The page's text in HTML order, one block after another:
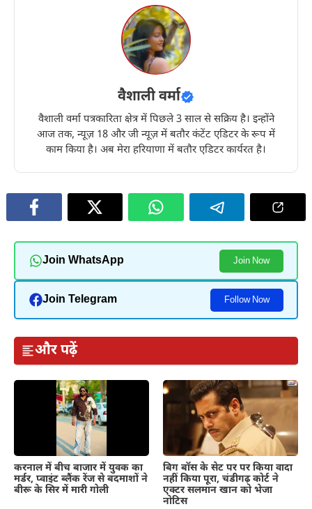
वैशाली वर्मा
वैशाली वर्मा पत्रकारिता क्षेत्र में पिछले 3 साल से सक्रिय है। इन्होंने
आज तक, न्यूज़ 18 और जी न्यूज़ में बतौर कंटेंट एडिटर के रूप में
काम किया है। अब मेरा हरियाणा में बतौर एडिटर कार्यरत है।
Join WhatsApp Join Now
Join Telegram Follow Now
और पढ़ें
करनाल में बीच बाजार में युवक का
मर्डर, प्वाइंट ब्लैंक रेंज से बदमाशों ने
बीरू के सिर में मारी गोली
बिग बॉस के सेट पर पर किया वादा
नहीं किया पूरा, चंडीगढ़ कोर्ट ने
एक्टर सलमान खान को भेजा
नोटिस